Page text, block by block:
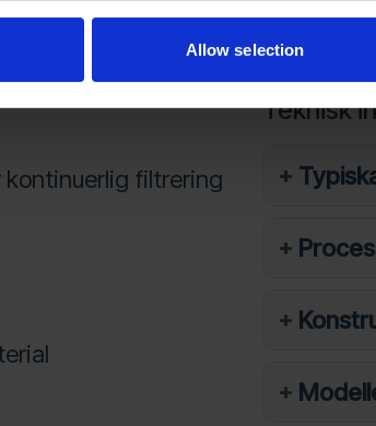
Allow selection
upp till 100 °C.
filtrering
Teknisk